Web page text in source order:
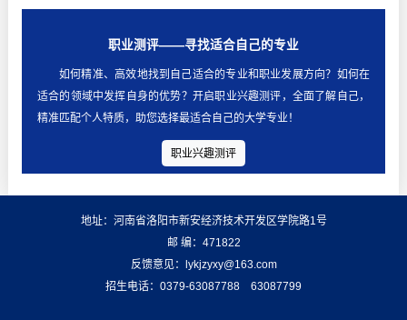
职业测评——寻找适合自己的专业
如何精准、高效地找到自己适合的专业和职业发展方向？如何在
适合的领域中发挥自身的优势？开启职业兴趣测评，全面了解自己，
精准匹配个人特质，助您选择最适合自己的大学专业！
职业兴趣测评
地址：河南省洛阳市新安经济技术开发区学院路1号
邮 编：471822
反馈意见：lykjzyxy@163.com
招生电话：0379-63087788 63087799